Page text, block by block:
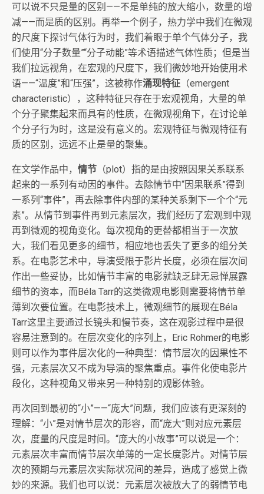
可以说不只是量的区别——不是单纯的放大缩小，数量的增
减——而是质的区别。再举一个例子，热力学中我们在微观
的尺度下探讨气体行为时，我们着眼于单个气体分子，我
们使用“分子数量”“分子动能”等术语描述气体性质；但是当
我们拉远视角，在宏观的尺度下，我们微妙地开始使用术
语——“温度”和“压强”，这被称作涌现特征 （emergent
characteristic），这种特征只存在于宏观视角，大量的单
个分子聚集起来而具有的性质，在微观视角下，在讨论单
个分子行为时，这是没有意义的。宏观特征与微观特征有
质的区别，远远不止是量的聚集。
在文学作品中， 情节 （plot）指的是由按照因果关系联系
起来的一系列有动因的事件。去除情节中“因果联系”得到
一系列“事件”，再去除事件内部的某种关系剩下一个个“元
素”。从情节到事件再到元素层次，我们经历了宏观到中观
再到微观的视角变化。每次视角的更替都相当于一次放
大，我们看见更多的细节，相应地也丢失了更多的组分关
系。在电影艺术中，导演受限于影片长度，必须在层次间
作出一些妥协，比如情节丰富的电影就缺乏肆无忌惮展露
细节的资本，而Béla Tarr的这类微观电影则需要将情节单
薄到次要位置。在电影技术上，微观细节的展现在Béla
Tarr这里主要通过长镜头和慢节奏，这在观影过程中是很
容易注意到的。在层次变化的序列上，Eric Rohmer的电影
则可以作为事件层次化的一种典型：情节层次的因果性不
强，元素层次又不成为导演的聚焦重点。事件化使电影片
段化，这种视角又带来另一种特别的观影体验。
再次回到最初的“小”——“庞大”问题，我们应该有更深刻的
理解：“小”是对情节层次的形容，而“庞大”则对应元素层
次，度量的尺度是时间。“庞大的小故事”可以说是一个：
元素层次丰富而情节层次单薄的一定长度影片。对情节层
次的预期与元素层次实际状况间的差异，造成了感觉上微
妙的来源。我们也可以说：元素层次被放大了的弱情节电